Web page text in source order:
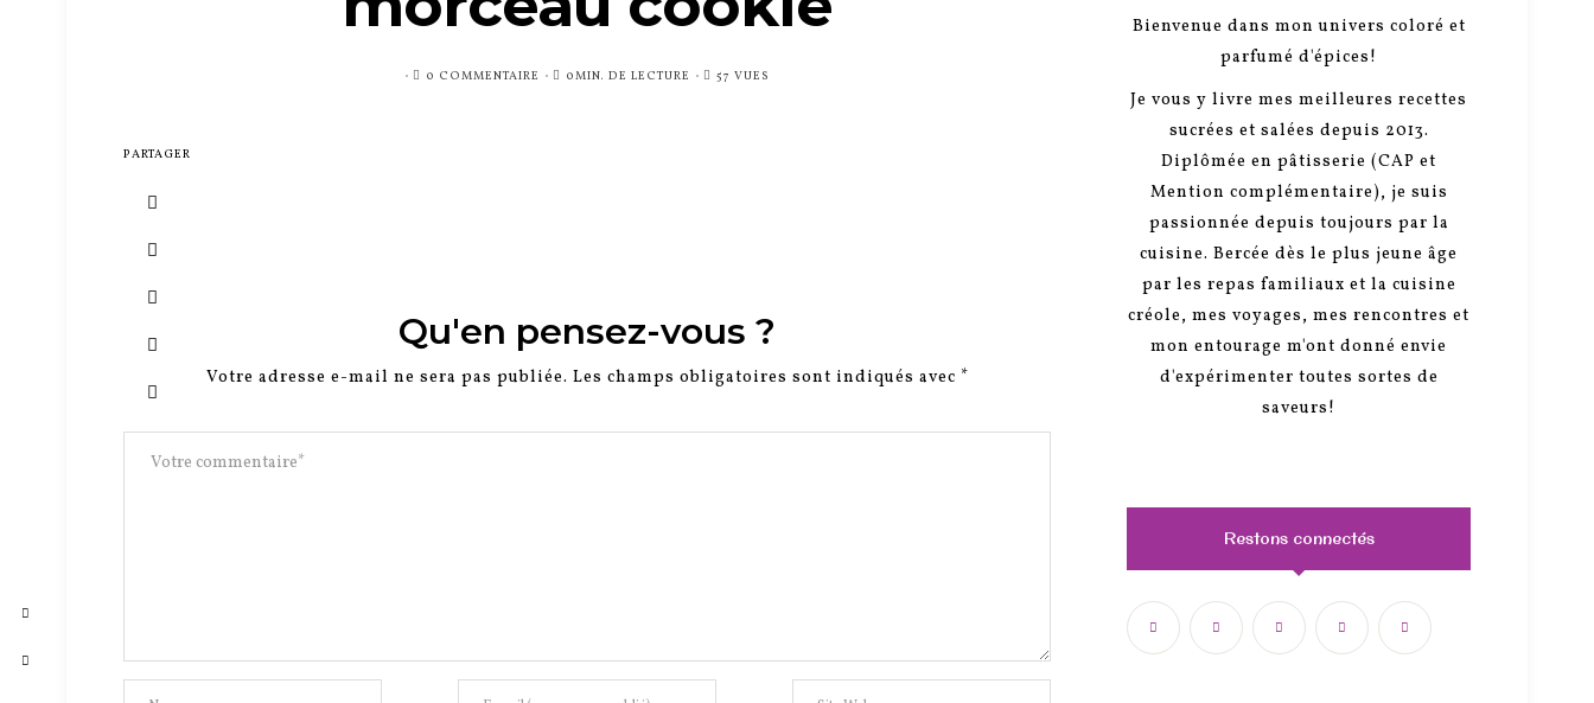
PUBLIÉ0 COMMENTAIRE 0MIN. DE LECTURE 57 VUES
PARTAGER
Qu'en pensez-vous ?
Votre adresse e-mail ne sera pas publiée. Les champs obligatoires sont indiqués avec *
Bienvenue dans mon univers coloré et
parfumé d'épices!
Je vous y livre mes meilleures recettes
sucrées et salées depuis 2013.
Diplômée en pâtisserie (CAP et
Mention complémentaire), je suis
passionnée depuis toujours par la
cuisine. Bercée dès le plus jeune âge
par les repas familiaux et la cuisine
créole, mes voyages, mes rencontres et
mon entourage m'ont donné envie
d'expérimenter toutes sortes de
saveurs!
Restons connectés